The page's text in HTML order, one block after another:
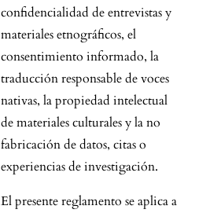
confidencialidad de entrevistas y
materiales etnográficos, el
consentimiento informado, la
traducción responsable de voces
nativas, la propiedad intelectual
de materiales culturales y la no
fabricación de datos, citas o
experiencias de investigación.
El presente reglamento se aplica a